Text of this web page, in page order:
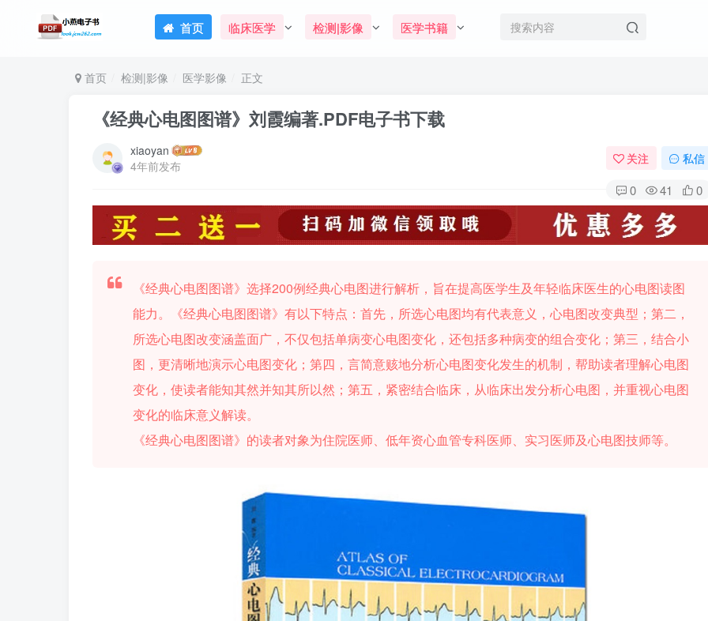
首页 临床医学 检测|影像 医学书籍
首页 检测|影像 医学影像 正文
《经典心电图图谱》刘霞编著.PDF电子书下载
xiaoyan
4年前发布
关注 私信
0 41 0
《经典心电图图谱》选择200例经典心电图进行解析，旨在提高医学生及年轻临床医生的心电图读图
能力。《经典心电图图谱》有以下特点：首先，所选心电图均有代表意义，心电图改变典型；第二，
所选心电图改变涵盖面广，不仅包括单病变心电图变化，还包括多种病变的组合变化；第三，结合小
图，更清晰地演示心电图变化；第四，言简意赅地分析心电图变化发生的机制，帮助读者理解心电图
变化，使读者能知其然并知其所以然；第五，紧密结合临床，从临床出发分析心电图，并重视心电图
变化的临床意义解读。
《经典心电图图谱》的读者对象为住院医师、低年资心血管专科医师、实习医师及心电图技师等。